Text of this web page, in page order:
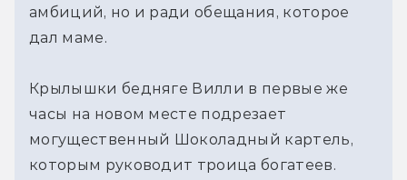
амбиций, но и ради обещания, которое
дал маме.
Крылышки бедняге Вилли в первые же
часы на новом месте подрезает
могущественный Шоколадный картель,
которым руководит троица богатеев.